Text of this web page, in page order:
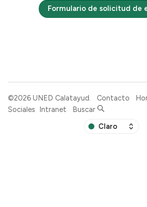
Formulario de solicitud de
©2026 UNED Calatayud. Contacto
Sociales Intranet Buscar